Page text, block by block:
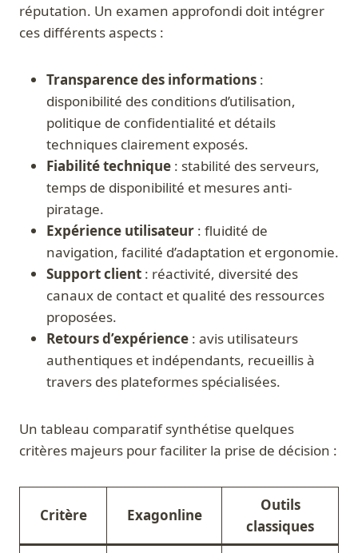
réputation. Un examen approfondi doit intégrer
ces différents aspects :
Transparence des informations :
disponibilité des conditions d’utilisation,
politique de confidentialité et détails
techniques clairement exposés.
Fiabilité technique : stabilité des serveurs,
temps de disponibilité et mesures anti-
piratage.
Expérience utilisateur : fluidité de
navigation, facilité d’adaptation et ergonomie.
Support client : réactivité, diversité des
canaux de contact et qualité des ressources
proposées.
Retours d’expérience : avis utilisateurs
authentiques et indépendants, recueillis à
travers des plateformes spécialisées.
Un tableau comparatif synthétise quelques
critères majeurs pour faciliter la prise de décision :
Critère Exagonline
Outils
classiques